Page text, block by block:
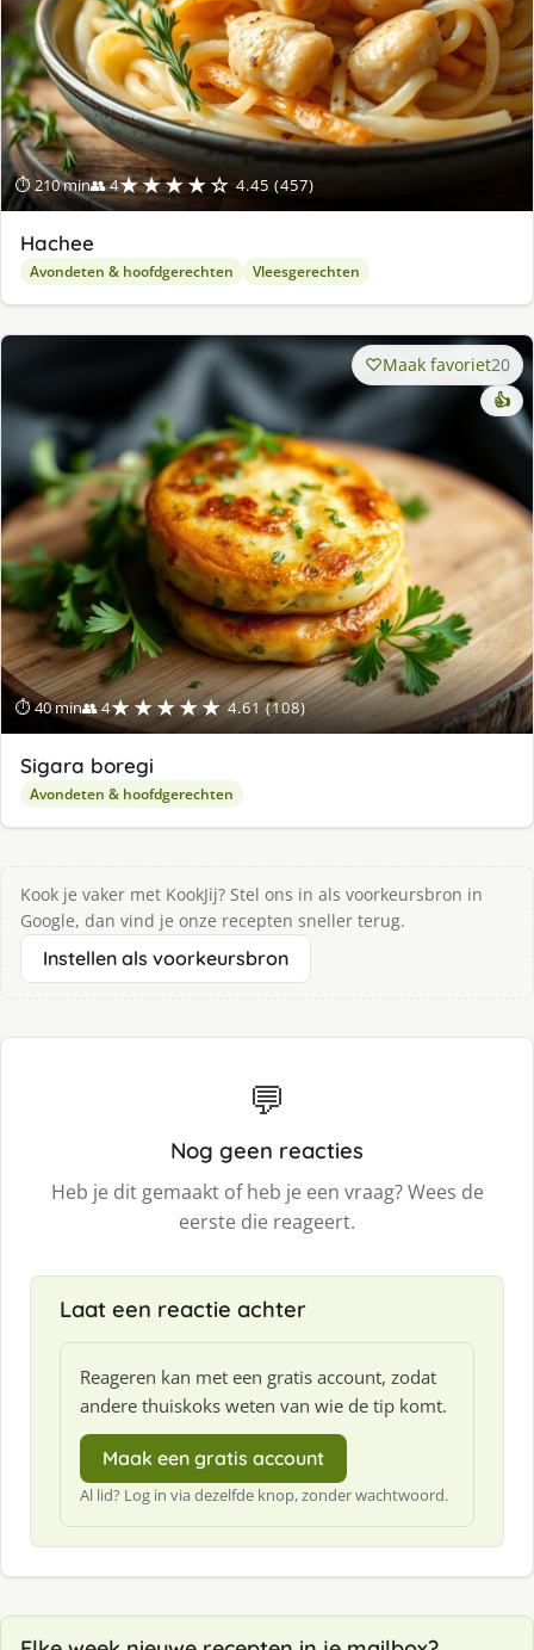
⏱ 210 min👥 4★★★★☆ 4.45 (457)
Hachee
Avondeten & hoofdgerechten Vleesgerechten
⏱ 40 min👥 4★★★★★ 4.61 (108)
Maak favoriet20
👍
Sigara boregi
Avondeten & hoofdgerechten
Kook je vaker met KookJij? Stel ons in als voorkeursbron in
Google, dan vind je onze recepten sneller terug.
Instellen als voorkeursbron
💬
Nog geen reacties
Heb je dit gemaakt of heb je een vraag? Wees de
eerste die reageert.
Laat een reactie achter
Reageren kan met een gratis account, zodat
andere thuiskoks weten van wie de tip komt.
Maak een gratis account
Al lid? Log in via dezelfde knop, zonder wachtwoord.